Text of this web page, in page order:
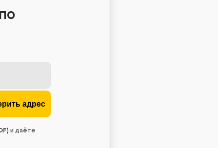
) и даёте